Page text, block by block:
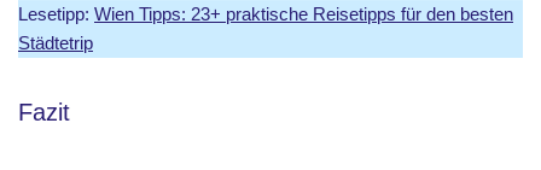
Lesetipp: Wien Tipps: 23+ praktische Reisetipps für den besten
Städtetrip
Fazit